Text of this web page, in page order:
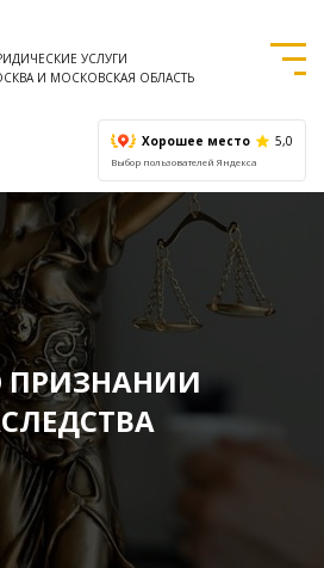
УСЛУГИ
И МОСКОВСКАЯ ОБЛАСТЬ
Хорошее место 5,0
Выбор пользователей Яндекса
ПРИЗНАНИИ